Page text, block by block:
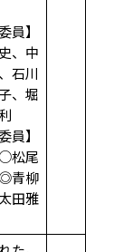
員】
、中
石川
、堀
員】
松尾
青柳
田雅